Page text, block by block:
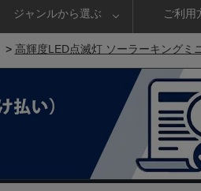
ジャンルから選ぶ ご利用
> 高輝度LED点滅灯 ソーラーキングミ